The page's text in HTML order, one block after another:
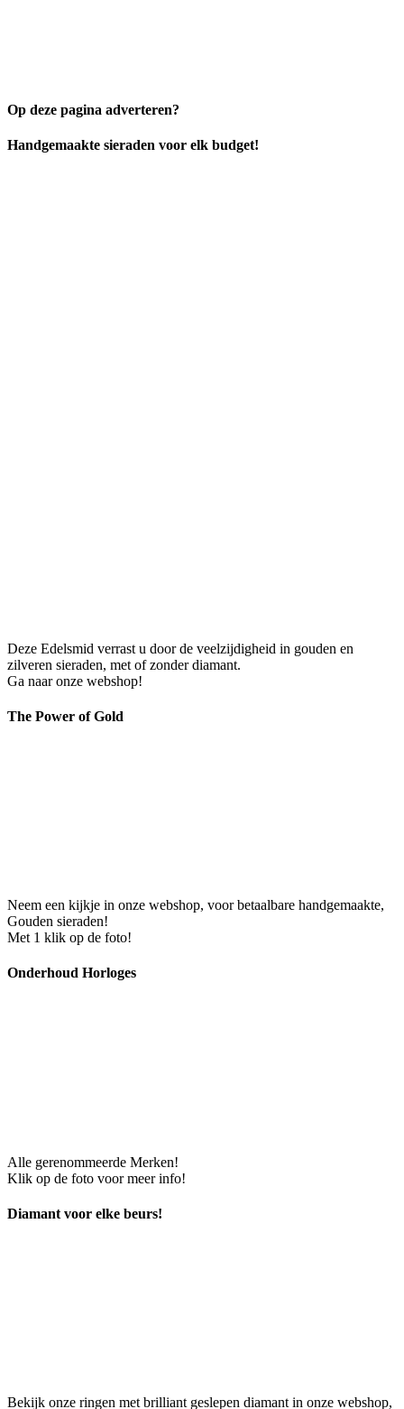
Op deze pagina adverteren?
Handgemaakte sieraden voor elk budget!
Deze Edelsmid verrast u door de veelzijdigheid in gouden en
zilveren sieraden, met of zonder diamant.
Ga naar onze webshop!
The Power of Gold
Neem een kijkje in onze webshop, voor betaalbare handgemaakte,
Gouden sieraden!
Met 1 klik op de foto!
Onderhoud Horloges
Alle gerenommeerde Merken!
Klik op de foto voor meer info!
Diamant voor elke beurs!
Bekijk onze ringen met brilliant geslepen diamant in onze webshop,